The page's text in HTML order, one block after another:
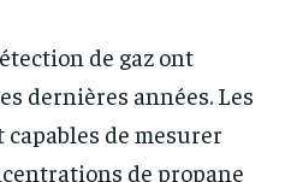
de gaz ont
dernières années. Les
de mesurer
de propane